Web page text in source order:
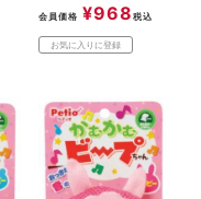
会員価格 ¥968 税込
お気に入りに登録